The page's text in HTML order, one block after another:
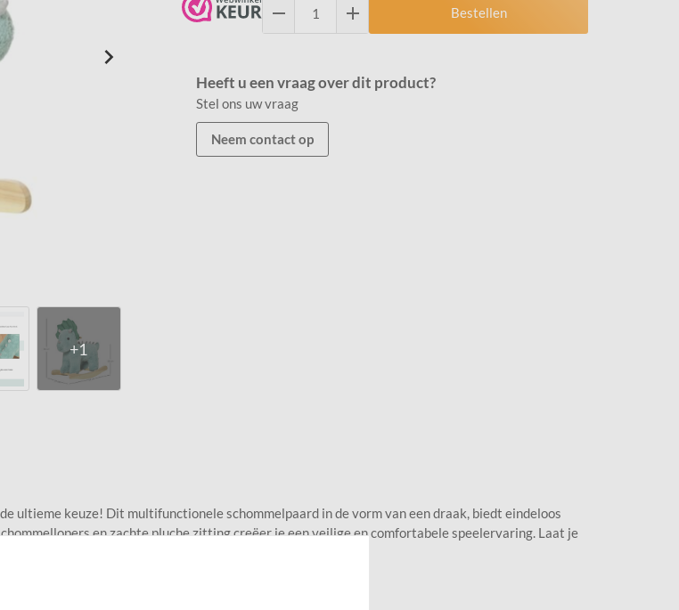
Bestellen
Heeft u een vraag over dit product?
Stel ons uw vraag
Neem contact op
ultieme keuze! Dit multifunctionele schommelpaard in de vorm van een draak, biedt eindeloos
en zachte pluche zittingcreëerje een veilige en comfortabele speelervaring. Laat je
samen de mooiste herinneringen.